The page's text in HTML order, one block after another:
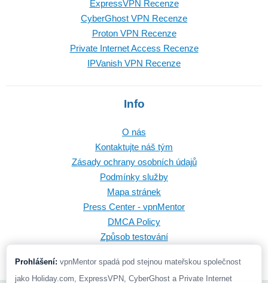
ExpressVPN Recenze
CyberGhost VPN Recenze
Proton VPN Recenze
Private Internet Access Recenze
IPVanish VPN Recenze
Info
O nás
Kontaktujte náš tým
Zásady ochrany osobních údajů
Podmínky služby
Mapa stránek
Press Center - vpnMentor
DMCA Policy
Způsob testování
Prohlášení: vpnMentor spadá pod stejnou mateřskou společnost
jako Holiday.com, ExpressVPN, CyberGhost a Private Internet